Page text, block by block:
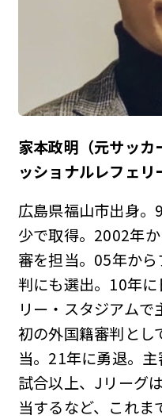
家本政明（元サッカ
ッショナルレフェリ
広島県福山市出身
少で取得。2002年
審を担当。05年か
判にも選出。10年
リー・スタジアム
初の外国籍審判とし
当。21年に勇退。
試合以上、Jリーグ
当するなど、これ